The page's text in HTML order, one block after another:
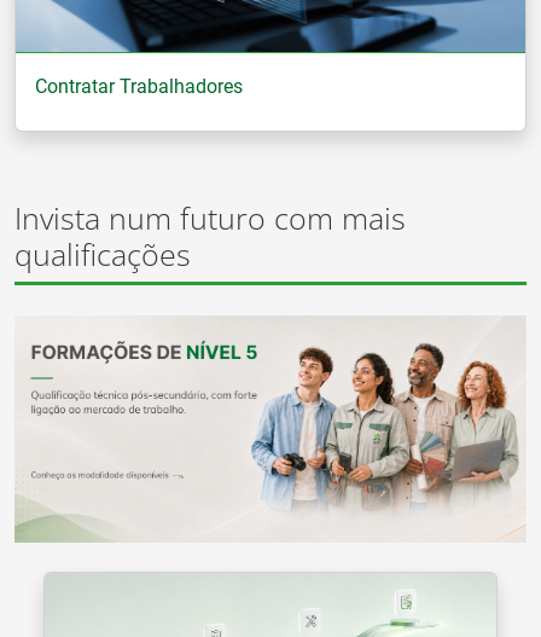
Contratar Trabalhadores
Invista num futuro com mais
qualificações